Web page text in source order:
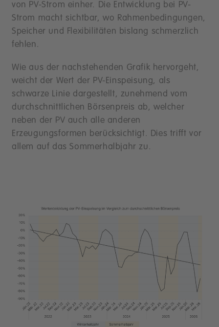
von PV-Strom einher. Die Entwicklung bei PV-
Strom macht sichtbar, wo Rahmenbedingungen,
Speicher und Flexibilitäten bislang schmerzlich
fehlen.
Wie aus der nachstehenden Grafik hervorgeht,
weicht der Wert der PV-Einspeisung, als
schwarze Linie dargestellt, zunehmend vom
durchschnittlichen Börsenpreis ab, welcher
neben der PV auch alle anderen
Erzeugungsformen berücksichtigt. Dies trifft vor
allem auf das Sommerhalbjahr zu.